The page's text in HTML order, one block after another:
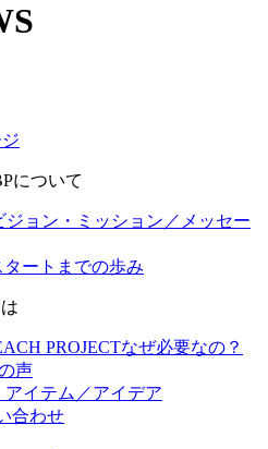
について
ジョン・ミッション／メッセー
タートまでの歩み
PROJECTなぜ必要なの？
声
アイテム／アイデア
合わせ